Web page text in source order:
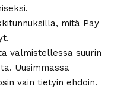
mitä Pay
valmistellessa suurin
Uusimmassa
vain tietyin ehdoin.